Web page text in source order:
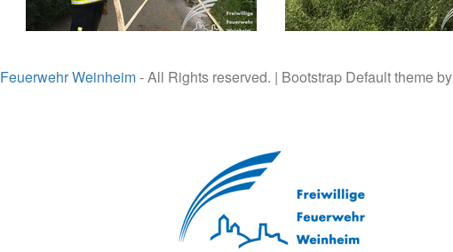
Feuerwehr Weinheim- All Rights reserved. | Bootstrap Default theme by